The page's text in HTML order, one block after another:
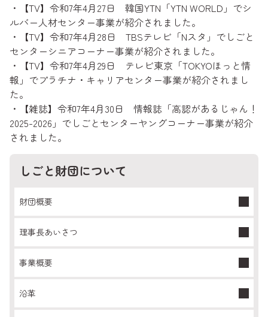
・【TV】令和7年4月27日 韓国YTN「YTN WORLD」でシ
ルバー人材センター事業が紹介されました。
・【TV】令和7年4月28日 TBSテレビ「Nスタ」でしごと
センターシニアコーナー事業が紹介されました。
・【TV】令和7年4月29日 テレビ東京「TOKYOほっと情
報」でプラチナ・キャリアセンター事業が紹介されまし
た。
・【雑誌】令和7年4月30日 情報誌「高認があるじゃん！
2025-2026」でしごとセンターヤングコーナー事業が紹介
されました。
しごと財団について
財団概要
理事長あいさつ
事業概要
沿革